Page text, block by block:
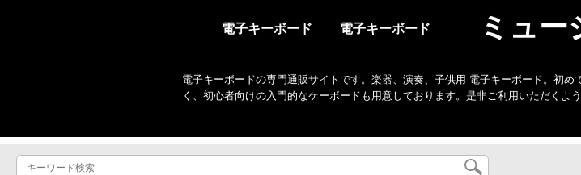
電子キーボード 電子キーボード ミュー
電子キーボードの専門通販サイトです。楽器、演奏、子供用 電子キーボード。初
く、初心者向けの入門的なケーボードも用意しております。是非ご利用いただくよ